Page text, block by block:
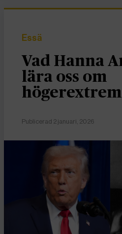
Essä
Vad Hanna
lära oss om
Publicerad 2 januari, 2026